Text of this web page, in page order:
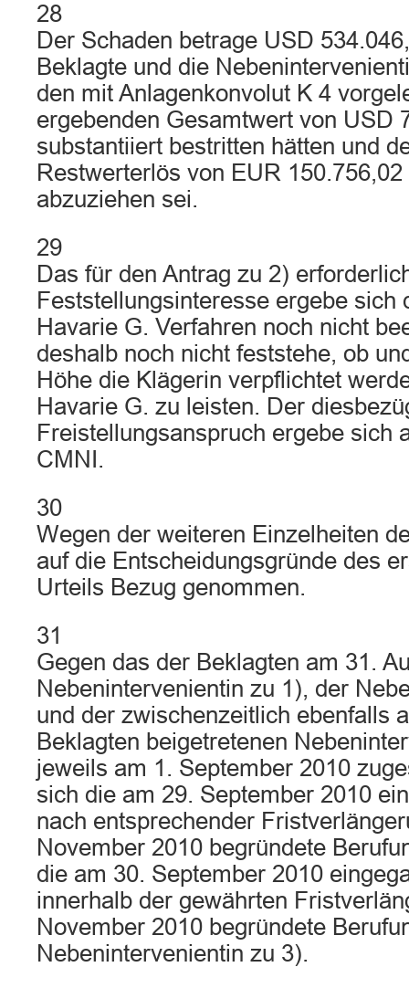
28
Der Schaden betrage USD
Beklagte und die
den mit Anlagenkonvolut K 4
ergebenden Gesamtwert von USD
substantiiert bestritten hätten und
Restwerterlös von EUR
abzuziehen sei.
29
Das für den Antrag zu 2)
Feststellungsinteresse ergebe sich
Havarie G. Verfahren noch nicht
deshalb noch nicht feststehe, ob
Höhe die Klägerin verpflichtet
Havarie G. zu leisten. Der
Freistellungsanspruch ergebe sich
CMNI.
30
Wegen der weiteren Einzelheiten
auf die Entscheidungsgründe des
Urteils Bezug genommen.
31
Gegen das der Beklagten am 31.
Nebenintervenientin zu 1), der
und der zwischenzeitlich ebenfalls
Beklagten beigetretenen
jeweils am 1. September 2010
sich die am 29. September 2010
nach entsprechender
November 2010 begründete
die am 30. September 2010
innerhalb der gewährten
November 2010 begründete
Nebenintervenientin zu 3).